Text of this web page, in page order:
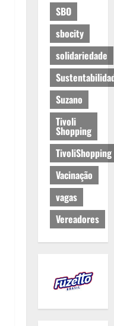
SBO
sbocity
solidariedade
Suzano
Tivoli
Shopping
TivoliShopping
Vacinação
vagas
Vereadores